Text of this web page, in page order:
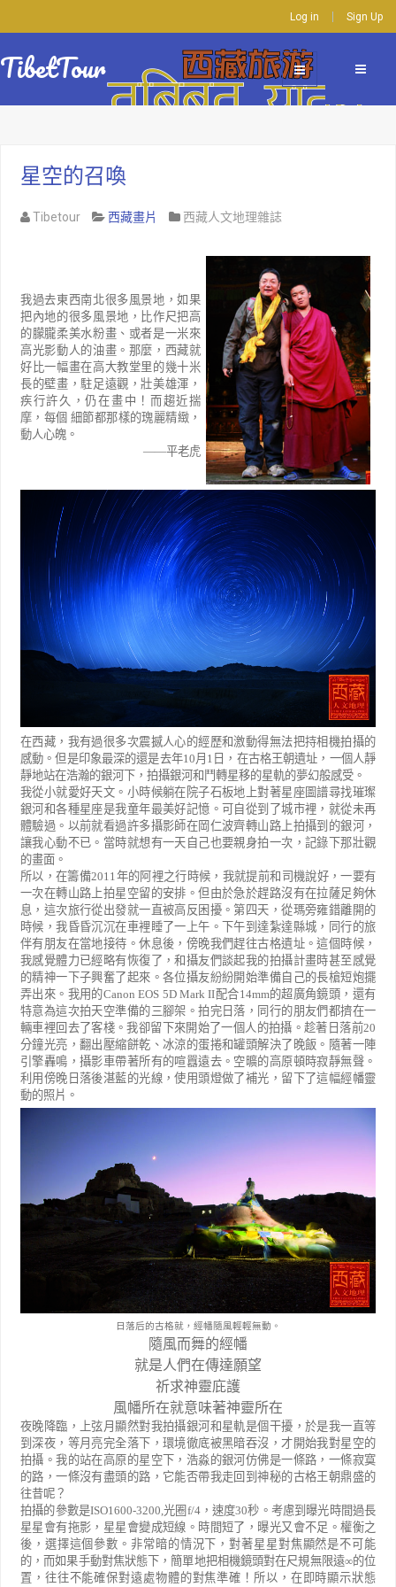
Log in Sign Up
TibetTour
星空的召喚
Tibetour 西藏畫片 西藏人文地理雜誌
我過去東西南北很多風景地，如果
把內地的很多風景地，比作尺把高
的朦朧柔美水粉畫、或者是一米來
高光影動人的油畫。那麼，西藏就
好比一幅畫在高大教堂里的幾十米
長的壁畫，駐足遠觀，壯美雄渾，
疾行許久，仍在畫中！而趨近揣
摩，每個 細節都那樣的瑰麗精緻，
動人心魄。
——平老虎
在西藏，我有過很多次震撼人心的經歷和激動得無法把持相機拍攝的
感動。但是印象最深的還是去年10 月 1 日，在古格王朝遺址，一個人靜
靜地站在浩瀚的銀河下，拍攝銀河和鬥轉星移的星軌的夢幻般感受。
我從小就愛好天文。小時候躺在院子石板地上對著星座圖譜尋找璀璨
銀河和各種星座是我童年最美好記憶。可自從到了城市裡，就從未再
體驗過。以前就看過許多攝影師在岡仁波齊轉山路上拍攝到的銀河，
讓我心動不已。當時就想有一天自己也要親身拍一次，記錄下那壯觀
的畫面。
所以，在籌備2011 年的阿裡之行時候，我就提前和司機說好，一要有
一次在轉山路上拍星空留的安排。但由於急於趕路沒有在拉薩足夠休
息，這次旅行從出發就一直被高反困擾。第四天，從瑪旁雍錯離開的
時候，我昏昏沉沉在車裡睡了一上午。下午到達紮達縣城，同行的旅
伴有朋友在當地接待。休息後，傍晚我們趕往古格遺址。這個時候，
我感覺體力已經略有恢復了，和攝友們談起我的拍攝計畫時甚至感覺
的精神一下子興奮了起來。各位攝友紛紛開始準備自己的長槍短炮擺
弄出來。我用的Canon EOS 5D Mark II配合14mm的超廣角鏡頭，還有
特意為這次拍天空準備的三腳架。拍完日落，同行的朋友們都擠在一
輛車裡回去了客棧。我卻留下來開始了一個人的拍攝。趁著日落前20
分鐘光亮，翻出壓縮餅乾、冰涼的蛋捲和罐頭解決了晚飯。隨著一陣
引擎轟鳴，攝影車帶著所有的喧囂遠去。空曠的高原頓時寂靜無聲。
利用傍晚日落後湛藍的光線，使用頭燈做了補光，留下了這幅經幡靈
動的照片。
日落后的古格就，經幡隨風輕輕無動。
隨風而舞的經幡
就是人們在傳達願望
祈求神靈庇護
風幡所在就意味著神靈所在
夜晚降臨，上弦月顯然對我拍攝銀河和星軌是個干擾，於是我一直等
到深夜，等月亮完全落下，環境徹底被黑暗吞沒，才開始我對星空的
拍攝。我的站在高原的星空下，浩淼的銀河仿佛是一條路，一條寂寞
的路，一條沒有盡頭的路，它能否帶我走回到神秘的古格王朝鼎盛的
往昔呢？
拍攝的參數是ISO1600-3200, 光圈 f/4，速度30秒。考慮到曝光時間過長
星星會有拖影，星星會變成短線。時間短了，曝光又會不足。權衡之
後，選擇這個參數。非常暗的情況下，對著星星對焦顯然是不可能
的，而如果手動對焦狀態下，簡單地把相機鏡頭對在尺規無限遠∞的位
置，往往不能確保對遠處物體的對焦準確！所以，在即時顯示狀態